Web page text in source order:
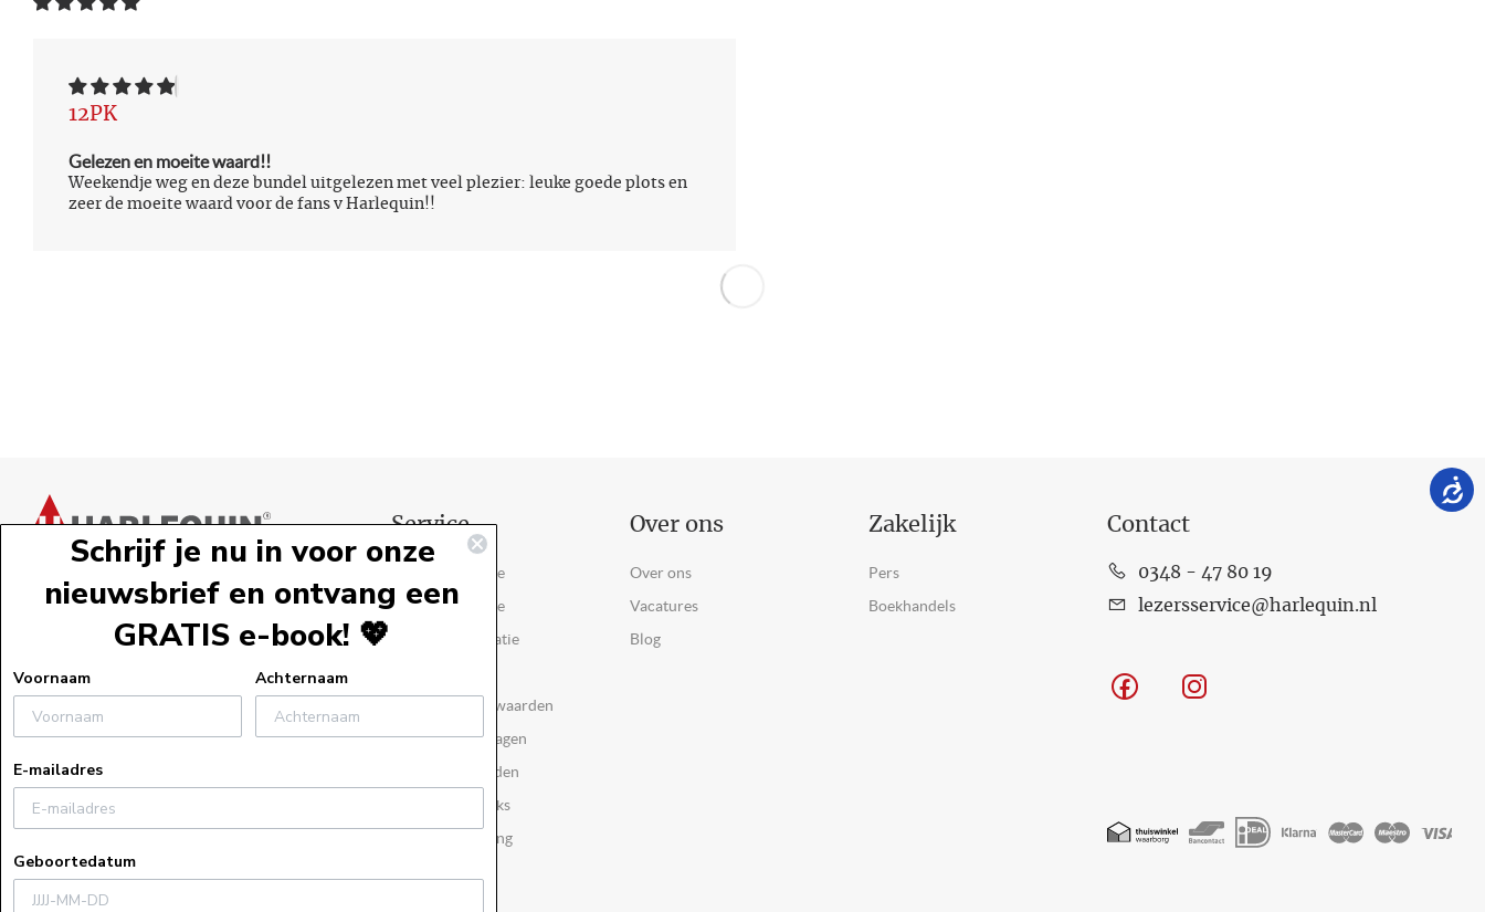
12PK
Gelezen en moeite waard!!
Weekendje weg en deze bundel uitgelezen met veel plezier: leuke goede plots en
zeer de moeite waard voor de fans v Harlequin!!
Service
Webshopservice
Bestelinformatie
Verzendinformatie
Algemene voorwaarden
Veelgestelde vragen
Actievoorwaarden
Uitleg bij e-books
Privacyverklaring
Over ons
Over ons
Vacatures
Blog
Zakelijk
Pers
Boekhandels
Contact
0348 - 47 80 19
lezersservice@harlequin.nl
Facebook
Geaccepteerde
betaalmethoden
Schrijf je nu in voor onze
nieuwsbrief en ontvang een
GRATIS e-book! 💖
Voornaam Achternaam
E-mailadres
Geboortedatum